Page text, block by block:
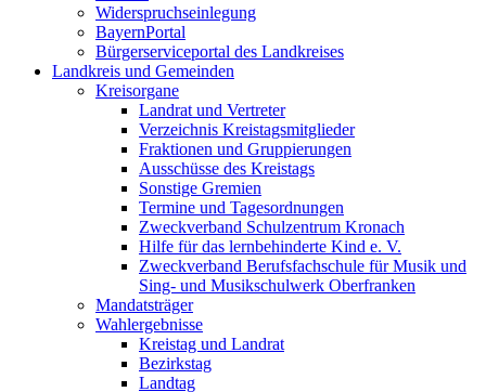
Widerspruchseinlegung
BayernPortal
Bürgerserviceportal des Landkreises
Landkreis und Gemeinden
Kreisorgane
Landrat und Vertreter
Verzeichnis Kreistagsmitglieder
Fraktionen und Gruppierungen
Ausschüsse des Kreistags
Sonstige Gremien
Termine und Tagesordnungen
Zweckverband Schulzentrum Kronach
Hilfe für das lernbehinderte Kind e. V.
Zweckverband Berufsfachschule für Musik und
Sing- und Musikschulwerk Oberfranken
Mandatsträger
Wahlergebnisse
Kreistag und Landrat
Bezirkstag
Landtag